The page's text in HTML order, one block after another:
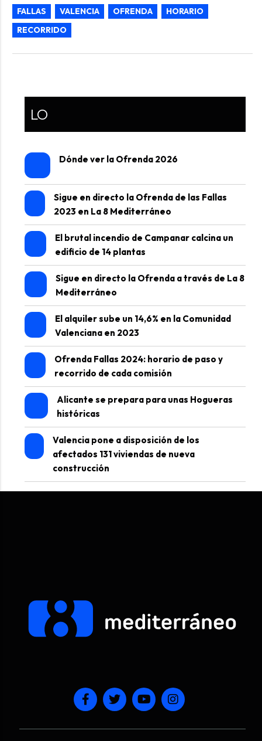
FALLAS VALENCIA OFRENDA
HORARIO
RECORRIDO
LO
Dónde ver la Ofrenda 2026
Sigue en directo la Ofrenda de las Fallas
2023 en La 8 Mediterráneo
El brutal incendio de Campanar calcina un
edificio de 14 plantas
Sigue en directo la Ofrenda a través de La 8
Mediterráneo
El alquiler sube un 14,6% en la Comunidad
Valenciana en 2023
Ofrenda Fallas 2024: horario de paso y
recorrido de cada comisión
Alicante se prepara para unas Hogueras
históricas
Valencia pone a disposición de los
afectados 131 viviendas de nueva
construcción